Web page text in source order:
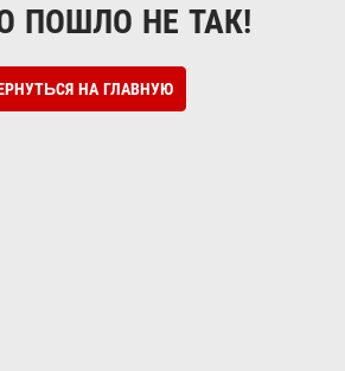
ПОШЛО НЕ ТАК!
НА ГЛАВНУЮ